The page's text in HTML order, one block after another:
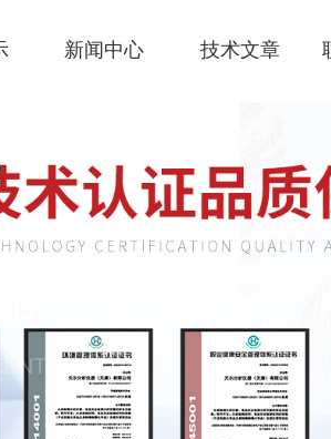
新闻中心 技术文章